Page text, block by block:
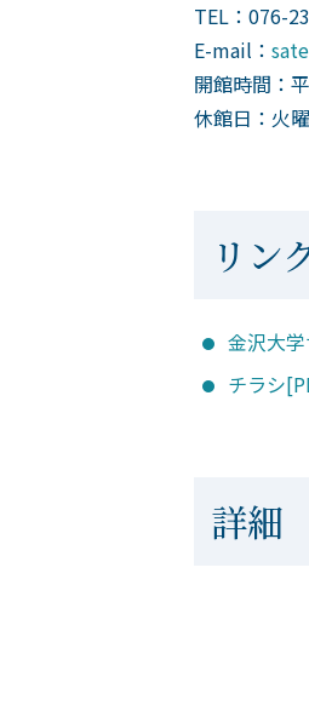
TEL：076-
E-mail：
開館時間：
休館日：火
リン
金沢大
チラシ
詳細